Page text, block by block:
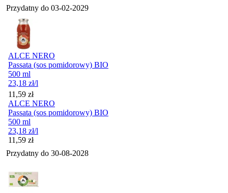
Przydatny do 03-02-2029
ALCE NERO
Passata (sos pomidorowy) BIO
500 ml
23,18 zł/l
Cena
11,59 zł
ALCE NERO
Passata (sos pomidorowy) BIO
500 ml
23,18 zł/l
Cena
11,59 zł
Przydatny do 30-08-2028